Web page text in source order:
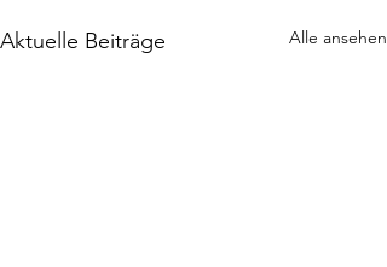
Aktuelle Beiträge Alle ansehen